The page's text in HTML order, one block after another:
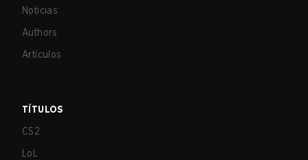
Noticias
Authors
Artículos
TÍTULOS
CS2
LoL